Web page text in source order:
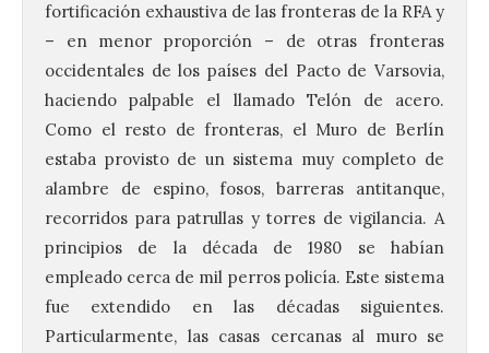
fortificación exhaustiva de las fronteras de la RFA y
– en menor proporción – de otras fronteras
occidentales de los países del Pacto de Varsovia,
haciendo palpable el llamado Telón de acero.
Como el resto de fronteras, el Muro de Berlín
estaba provisto de un sistema muy completo de
alambre de espino, fosos, barreras antitanque,
recorridos para patrullas y torres de vigilancia. A
principios de la década de 1980 se habían
empleado cerca de mil perros policía. Este sistema
fue extendido en las décadas siguientes.
Particularmente, las casas cercanas al muro se